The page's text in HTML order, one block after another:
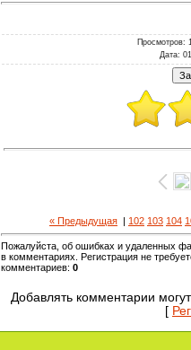
Просмотров:
Дата:
« Предыдущая | 102 103 104
Пожалуйста, об ошибках и удаленных
в комментариях. Регистрация не
комментариев: 0
Добавлять комментарии
[